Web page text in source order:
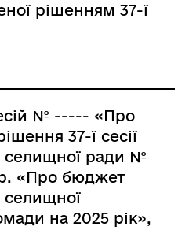
рішенням 37-ї
№ ----- «Про
37-ї сесії
селищної ради №
р. «Про бюджет
селищної
на 2025 рік»,